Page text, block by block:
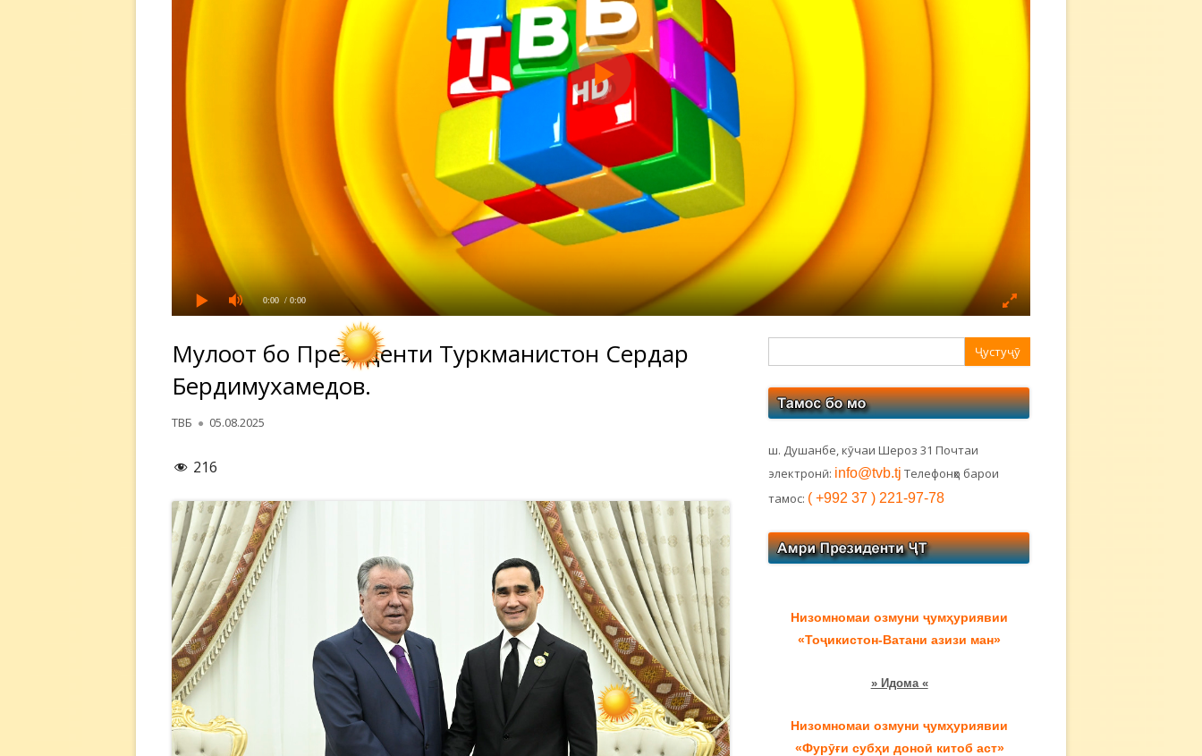
0:00 / 0:00
Мулоқот бо Президенти Туркманистон Сердар
Бердимухамедов.
Автор
ТВБ Опубликовано
05.08.2025
216
боковая
ш. Душанбе, кӯчаи Шероз 31 Почтаи
электронӣ: info@tvb.tj Телефонҳо барои
тамос: ( +992 37 ) 221-97-78
Низомномаи озмуни ҷумҳуриявии
«Тоҷикистон-Ватани азизи ман»
» Идома «
Низомномаи озмуни ҷумҳуриявии
«Фурӯғи субҳи доноӣ китоб аст»